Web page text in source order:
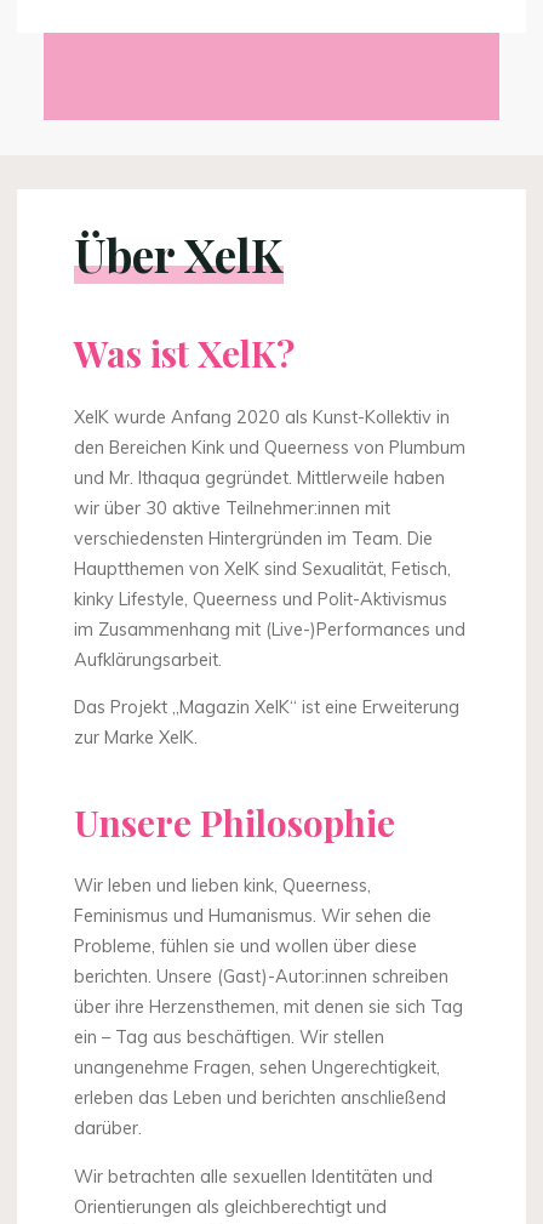
sexy"
Über XelK
Was ist XelK?
XelK wurde Anfang 2020 als Kunst-Kollektiv in
den Bereichen Kink und Queerness von Plumbum
und Mr. Ithaqua gegründet. Mittlerweile haben
wir über 30 aktive Teilnehmer:innen mit
verschiedensten Hintergründen im Team. Die
Hauptthemen von XelK sind Sexualität, Fetisch,
kinky Lifestyle, Queerness und Polit-Aktivismus
im Zusammenhang mit (Live-)Performances und
Aufklärungsarbeit.
Das Projekt „Magazin XelK“ ist eine Erweiterung
zur Marke XelK.
Unsere Philosophie
Wir leben und lieben kink, Queerness,
Feminismus und Humanismus. Wir sehen die
Probleme, fühlen sie und wollen über diese
berichten. Unsere (Gast)-Autor:innen schreiben
über ihre Herzensthemen, mit denen sie sich Tag
ein – Tag aus beschäftigen. Wir stellen
unangenehme Fragen, sehen Ungerechtigkeit,
erleben das Leben und berichten anschließend
darüber.
Wir betrachten alle sexuellen Identitäten und
Orientierungen als gleichberechtigt und